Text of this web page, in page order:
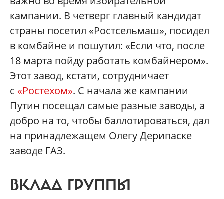
кампании. В четверг главный кандидат
страны посетил «Ростсельмаш», посидел
в комбайне и пошутил: «Если что, после
18 марта пойду работать комбайнером».
Этот завод, кстати, сотрудничает
с «Ростехом». С начала же кампании
Путин посещал самые разные заводы, а
добро на то, чтобы баллотироваться, дал
на принадлежащем Олегу Дерипаске
заводе ГАЗ.
ВКЛАД ГРУППЫ